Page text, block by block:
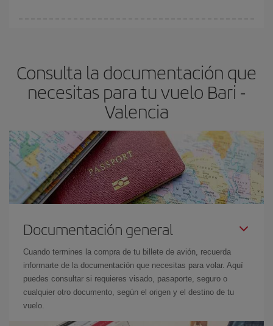
avión más baratos te saldrán. Además, si buscas los vuelos con
las fechas y los horarios del viaje un poco abiertos, podráselegir
el precio más barato.
Consulta la documentación que
necesitas para tu vuelo Bari -
Valencia
Documentación general
Cuando termines la compra de tu billete de avión, recuerda
informarte de la documentación que necesitas para volar. Aquí
puedes consultar si requieres visado, pasaporte, seguro o
cualquier otro documento, según el origen y el destino de tu
vuelo.